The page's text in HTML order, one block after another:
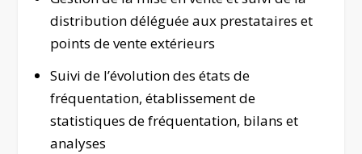
distribution déléguée aux prestataires et
points de vente extérieurs
Suivi de l’évolution des états de
fréquentation, établissement de
statistiques de fréquentation, bilans et
analyses